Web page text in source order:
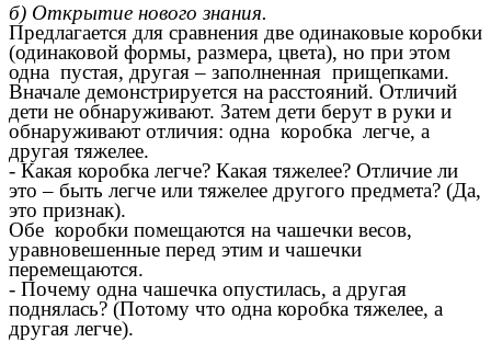
б) Открытие нового знания.
Предлагается для сравнения две одинаковые коробки
(одинаковой формы, размера, цвета), но при этом
одна пустая, другая – заполненная прищепками.
Вначале демонстрируется на расстояний. Отличий
дети не обнаруживают. Затем дети берут в руки и
обнаруживают отличия: одна коробка легче, а
другая тяжелее.
- Какая коробка легче? Какая тяжелее? Отличие ли
это – быть легче или тяжелее другого предмета? (Да,
это признак).
Обе коробки помещаются на чашечки весов,
уравновешенные перед этим и чашечки
перемещаются.
- Почему одна чашечка опустилась, а другая
поднялась? (Потому что одна коробка тяжелее, а
другая легче).